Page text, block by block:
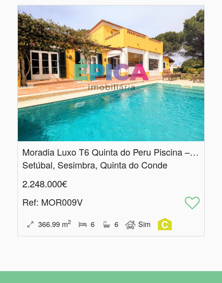
Moradia Luxo T6 Quinta do Peru Piscina – Condomínio Exclusivo Golfe
Setúbal, Sesimbra, Quinta do Conde
2.248.000€
Ref: MOR009V
366.99 m2 6 6 Sim